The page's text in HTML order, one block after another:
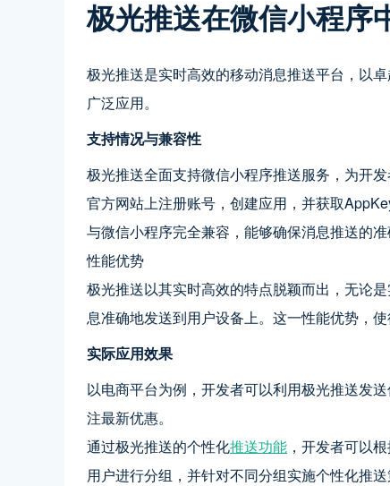
极光推送在微信小程序
极光推送是实时高效的移动消息推送平台，以
广泛应用。
支持情况与兼容性
极光推送全面支持微信小程序推送服务，为开
官方网站上注册账号，创建应用，并获取
与微信小程序完全兼容，能够确保消息推送的准
性能优势
极光推送以其实时高效的特点脱颖而出，无论
息准确地发送到用户设备上。这一性能优势，
实际应用效果
以电商平台为例，开发者可以利用极光推送发
注最新优惠。
通过极光推送的个性化推送功能 ，开发者可以
用户进行分组，并针对不同分组实施个性化推送